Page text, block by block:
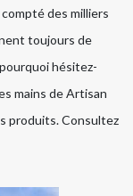
des milliers
toujours de
hésitez-
mains de Artisan
produits. Consultez